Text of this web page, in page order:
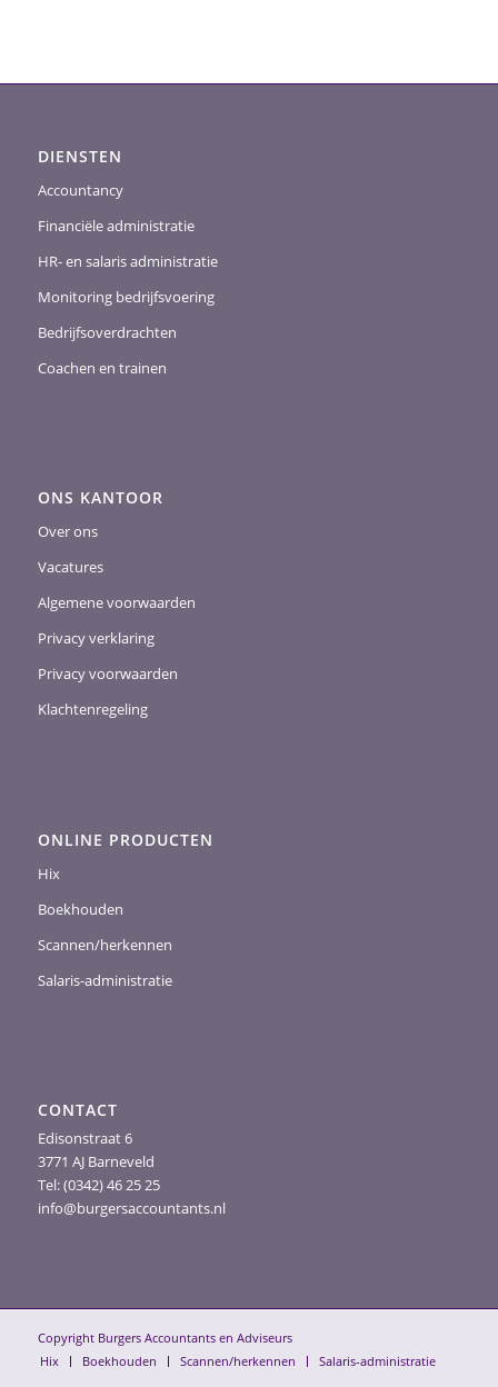
DIENSTEN
Accountancy
Financiële administratie
HR- en salaris administratie
Monitoring bedrijfsvoering
Bedrijfsoverdrachten
Coachen en trainen
ONS KANTOOR
Over ons
Vacatures
Algemene voorwaarden
Privacy verklaring
Privacy voorwaarden
Klachtenregeling
ONLINE PRODUCTEN
Hix
Boekhouden
Scannen/herkennen
Salaris-administratie
CONTACT
Edisonstraat 6
3771 AJ Barneveld
Tel: (0342) 46 25 25
info@burgersaccountants.nl
Copyright Burgers Accountants en Adviseurs
Hix
Boekhouden Scannen/herkennen Salaris-administratie